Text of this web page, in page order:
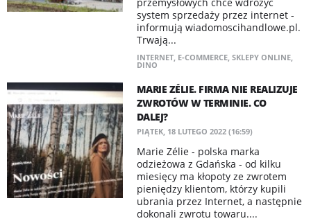
system sprzedaży przez internet -
informują wiadomoscihandlowe.pl.
Trwają...
INTERNET, E-COMMERCE, SKLEPY ONLINE,
DINO
MARIE ZÉLIE. FIRMA NIE REALIZUJE
ZWROTÓW W TERMINIE. CO
DALEJ?
PIĄTEK, 18 LUTEGO 2022 (16:59)
Marie Zélie - polska marka
odzieżowa z Gdańska - od kilku
miesięcy ma kłopoty ze zwrotem
pieniędzy klientom, którzy kupili
ubrania przez Internet, a następnie
dokonali zwrotu towaru....